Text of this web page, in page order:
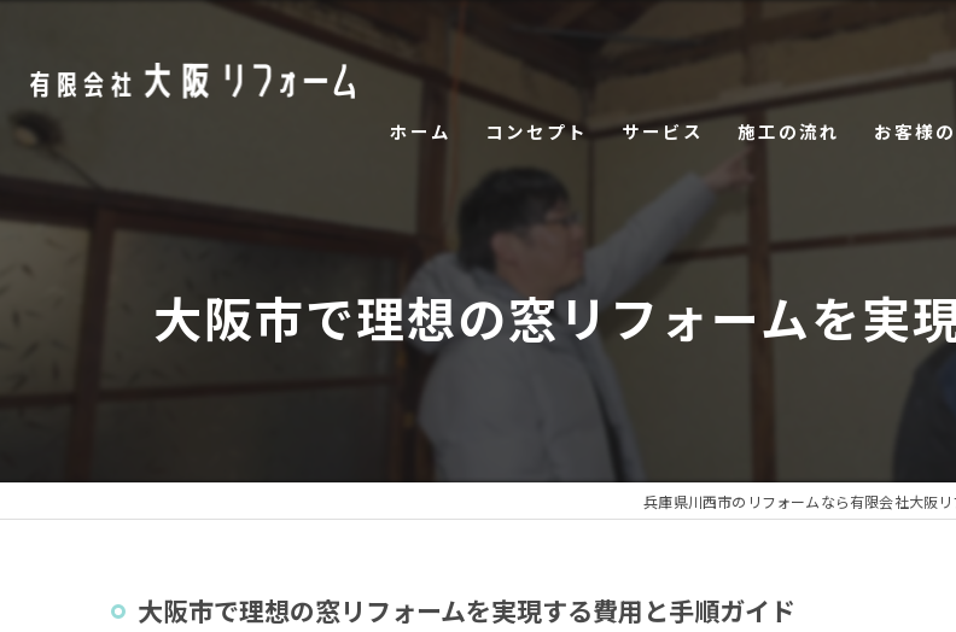
ホーム コンセプト サービス 施工の流れ お客様
大阪市で理想の窓リフォームを実
兵庫県川西市のリフォームなら有限会社大阪
大阪市で理想の窓リフォームを実現する費用と手順ガイド